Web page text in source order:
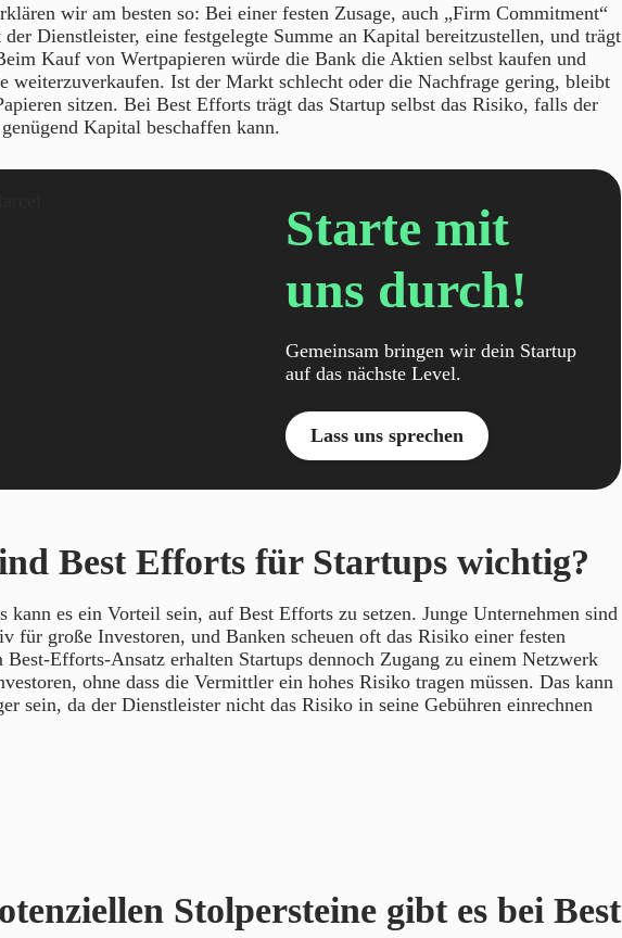
wir am besten so: Bei einer festen Zusage, auch „Firm Commitment“
der Dienstleister, eine festgelegte Summe an Kapital bereitzustellen, und trägt
Kauf von Wertpapieren würde die Bank die Aktien selbst kaufen und
weiterzuverkaufen. Ist der Markt schlecht oder die Nachfrage gering, bleibt
sitzen. Bei Best Efforts trägt das Startup selbst das Risiko, falls der
Kapital beschaffen kann.
Starte mit
uns durch!
Gemeinsam bringen wir dein Startup
auf das nächste Level.
Lass uns sprechen
Best Efforts für Startups wichtig?
kann es ein Vorteil sein, auf Best Efforts zu setzen. Junge Unternehmen sind
für große Investoren, und Banken scheuen oft das Risiko einer festen
Best-Efforts-Ansatz erhalten Startups dennoch Zugang zu einem Netzwerk
ohne dass die Vermittler ein hohes Risiko tragen müssen. Das kann
sein, da der Dienstleister nicht das Risiko in seine Gebühren einrechnen
Stolpersteine gibt es bei Best